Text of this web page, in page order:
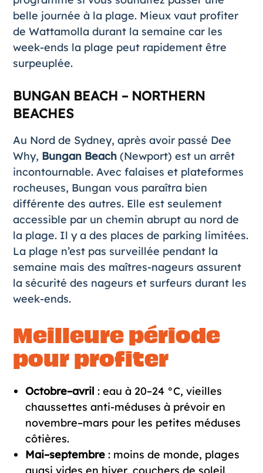
belle journée à la plage. Mieux vaut profiter
de Wattamolla durant la semaine car les
week-ends la plage peut rapidement être
surpeuplée.
BUNGAN BEACH – NORTHERN
BEACHES
Au Nord de Sydney, après avoir passé Dee
Why, Bungan Beach (Newport) est un arrêt
incontournable. Avec falaises et plateformes
rocheuses, Bungan vous paraîtra bien
différente des autres. Elle est seulement
accessible par un chemin abrupt au nord de
la plage. Il y a des places de parking limitées.
La plage n’est pas surveillée pendant la
semaine mais des maîtres-nageurs assurent
la sécurité des nageurs et surfeurs durant les
week-ends.
Meilleure période
pour profiter
Octobre–avril : eau à 20–24 °C, vieilles
chaussettes anti-méduses à prévoir en
novembre–mars pour les petites méduses
côtières.
Mai–septembre: moins de monde, plages
quasi vides en hiver, couchers de soleil